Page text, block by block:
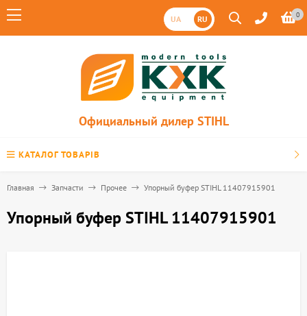
UA RU 0
Официальный дилер STIHL
КАТАЛОГ ТОВАРІВ
Главная Запчасти Прочее Упорный буфер STIHL 11407915901
Упорный буфер STIHL 11407915901